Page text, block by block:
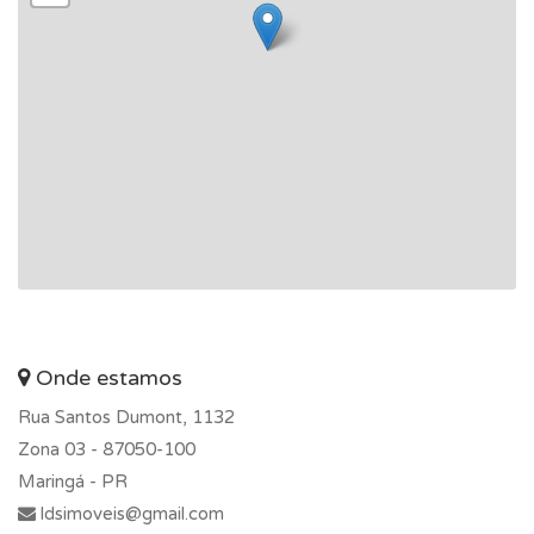
Onde estamos
Rua Santos Dumont, 1132
Zona 03 - 87050-100
Maringá - PR
ldsimoveis@gmail.com